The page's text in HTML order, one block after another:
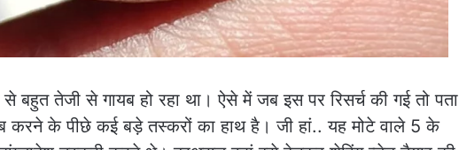
बहुत तेजी से गायब हो रहा था। ऐसे में जब इस पर रिसर्च की गई तो पता
करने के पीछे कई बड़े तस्करों का हाथ है। जी हां.. यह मोटे वाले 5 के